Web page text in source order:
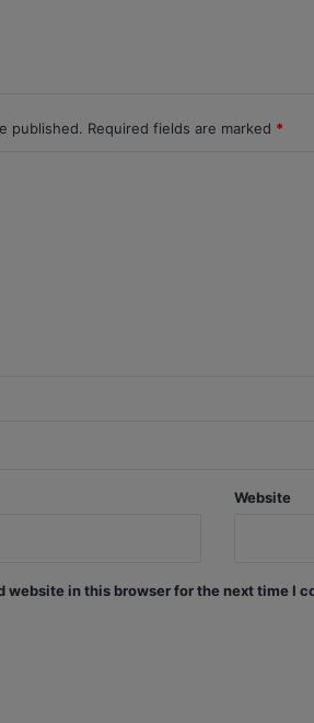
published. Required fields are marked *
Website
website in this browser for the next time I